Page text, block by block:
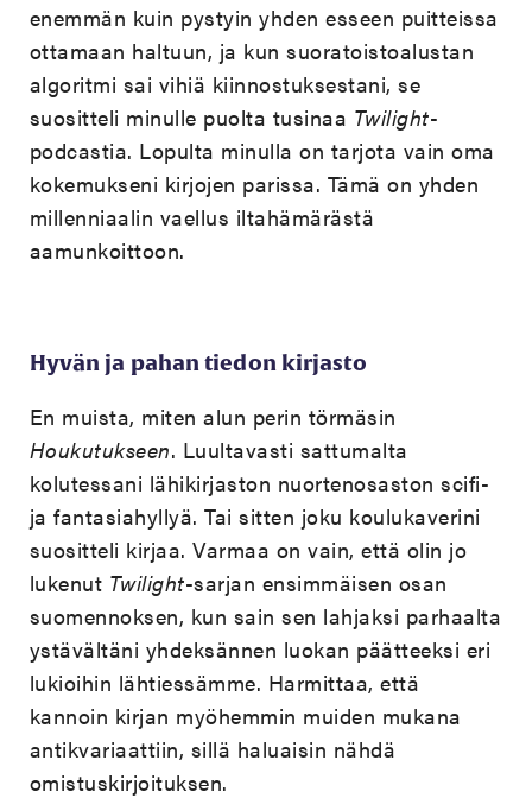
enemmän kuin pystyin yhden esseen puitteissa
ottamaan haltuun, ja kun suoratoistoalustan
algoritmi sai vihiä kiinnostuksestani, se
suositteli minulle puolta tusinaa Twilight-
podcastia. Lopulta minulla on tarjota vain oma
kokemukseni kirjojen parissa. Tämä on yhden
millenniaalin vaellus iltahämärästä
aamunkoittoon.
Hyvän ja pahan tiedon kirjasto
En muista, miten alun perin törmäsin
Houkutukseen. Luultavasti sattumalta
kolutessani lähikirjaston nuortenosaston scifi-
ja fantasiahyllyä. Tai sitten joku koulukaverini
suositteli kirjaa. Varmaa on vain, että olin jo
lukenut Twilight-sarjan ensimmäisen osan
suomennoksen, kun sain sen lahjaksi parhaalta
ystävältäni yhdeksännen luokan päätteeksi eri
lukioihin lähtiessämme. Harmittaa, että
kannoin kirjan myöhemmin muiden mukana
antikvariaattiin, sillä haluaisin nähdä
omistuskirjoituksen.